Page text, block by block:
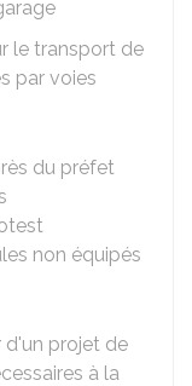
le transport de
par voies
du préfet
non équipés
projet de
à la